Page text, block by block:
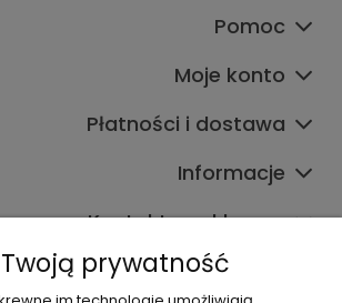
Pomoc
Moje konto
Płatności i dostawa
Informacje
Kontakt ze sklepem
prywatność